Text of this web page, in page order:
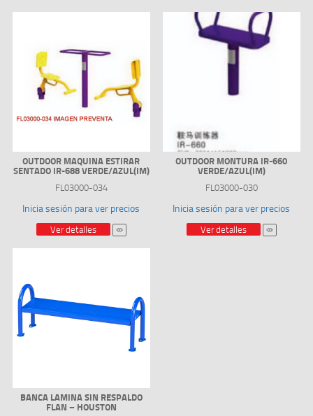
OUTDOOR MAQUINA ESTIRAR
SENTADO IR-688 VERDE/AZUL(IM)
FL03000-034
Inicia sesión para ver precios
Ver detalles
OUTDOOR MONTURA IR-660
VERDE/AZUL(IM)
FL03000-030
Inicia sesión para ver precios
Ver detalles
BANCA LAMINA SIN RESPALDO
FLAN – HOUSTON